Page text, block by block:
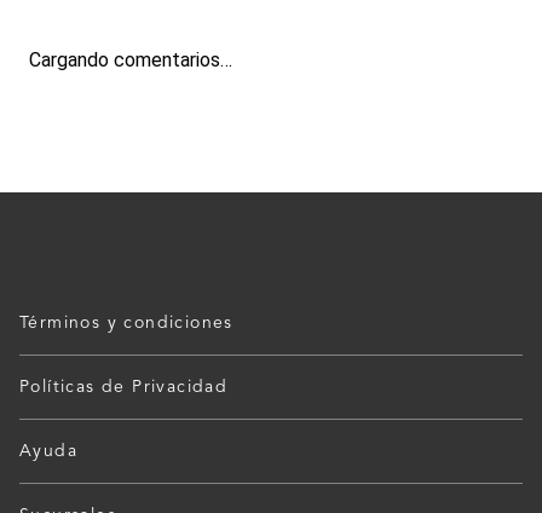
Cargando comentarios…
Términos y condiciones
Políticas de Privacidad
Ayuda